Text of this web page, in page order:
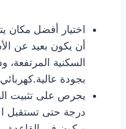
اختيار أفضل مكان
أن يكون بعيد عن
السكنية المرتفعة،
بجودة
درجة حتى تستقبل